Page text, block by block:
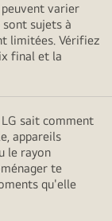
varier
sujets à
limitées. Vérifiez
final et la
sait comment
appareils
le rayon
te
qu'elle